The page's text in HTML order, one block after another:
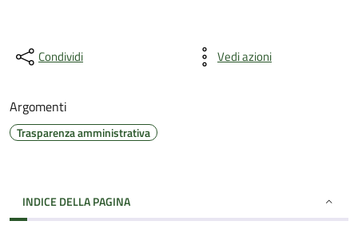
Condividi Vedi azioni
Argomenti
Trasparenza amministrativa
INDICE DELLA PAGINA